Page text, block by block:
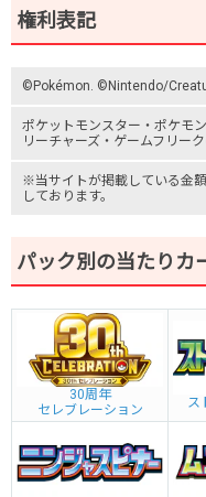
権利表記
©Pokémon. ©Nintendo/
ポケットモンスター ・ポケモ
リーチャーズ ・ ゲームフリーク
※当サイトが掲載している金
しております。
パック別の当たりカ
30周年
セレブレーション
ス